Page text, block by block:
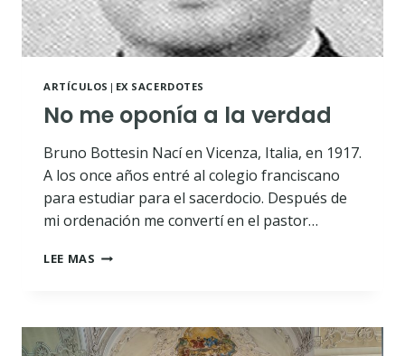
ARTÍCULOS | EX SACERDOTES
No me oponía a la verdad
Bruno Bottesin Nací en Vicenza, Italia, en 1917.
A los once años entré al colegio franciscano
para estudiar para el sacerdocio. Después de
mi ordenación me convertí en el pastor…
LEE MAS NO
LA
VERDAD